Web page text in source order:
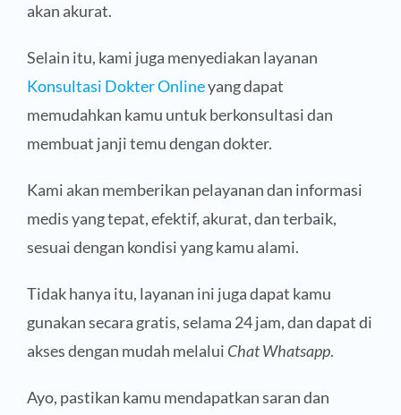
akan akurat.
Selain itu, kami juga menyediakan layanan
Konsultasi Dokter Onlineyang dapat
memudahkan kamu untuk berkonsultasi dan
membuat janji temu dengan dokter.
Kami akan memberikan pelayanan dan informasi
medis yang tepat, efektif, akurat, dan terbaik,
sesuai dengan kondisi yang kamu alami.
Tidak hanya itu, layanan ini juga dapat kamu
gunakan secara gratis, selama 24 jam, dan dapat di
akses dengan mudah melalui Chat Whatsapp.
Ayo, pastikan kamu mendapatkan saran dan